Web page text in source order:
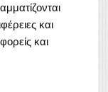
και
και